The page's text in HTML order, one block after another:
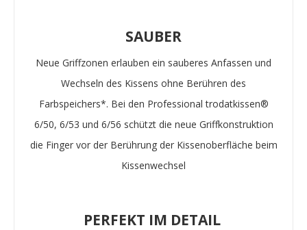
SAUBER
Neue Griffzonen erlauben ein sauberes Anfassen und
Wechseln des Kissens ohne Berühren des
Farbspeichers*. Bei den Professional trodatkissen®
6/50, 6/53 und 6/56 schützt die neue Griffkonstruktion
die Finger vor der Berührung der Kissenoberfläche beim
Kissenwechsel
PERFEKT IM DETAIL